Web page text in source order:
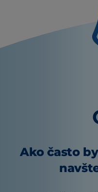
Ako často